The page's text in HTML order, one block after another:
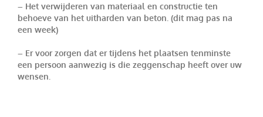
– Het verwijderen van materiaal en constructie ten
behoeve van het uitharden van beton. (dit mag pas na
een week)
– Er voor zorgen dat er tijdens het plaatsen tenminste
een persoon aanwezig is die zeggenschap heeft over uw
wensen.